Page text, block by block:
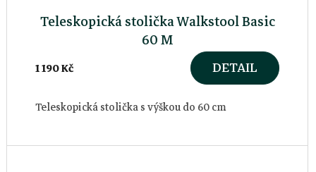
Teleskopická stolička Walkstool Basic
60 M
1 190 Kč DETAIL
Teleskopická stolička s výškou do 60 cm